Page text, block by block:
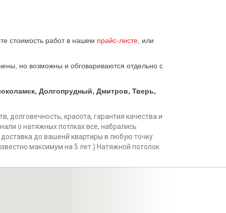
стоимость работ в нашем прайс-листе , или
но возможны и обговариваются отдельно с
Долгопрудный, Дмитров, Тверь,
долговечность, красота, гарантия качества и
о натяжных потлках всё, набрались
до вашенй квартиры в любую точку
максимум на 5 лет.) Натяжной потолок